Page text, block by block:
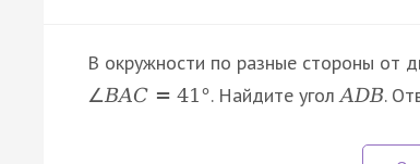
В окружности по разные стороны от
∠BAC = 41 °. Найдите уголADB.